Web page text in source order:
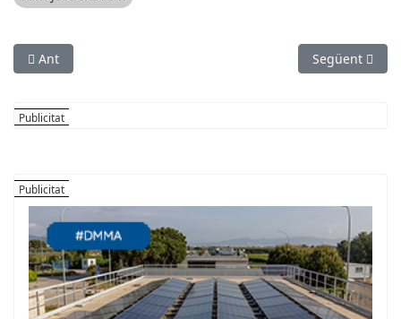
Article anterior: Viladecans aposta pel futur de l’esport local
Ant Article
Següent